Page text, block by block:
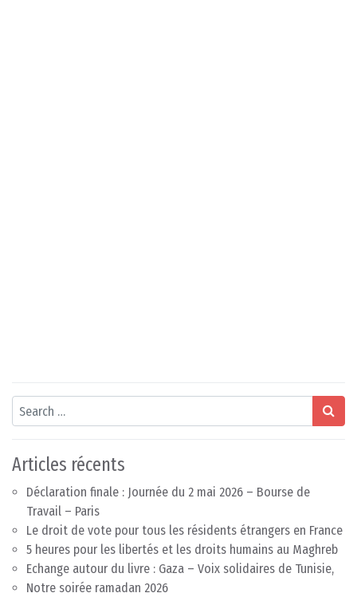
Search
Articles récents
Déclaration finale : Journée du 2 mai 2026 – Bourse de
Travail – Paris
Le droit de vote pour tous les résidents étrangers en France
5 heures pour les libertés et les droits humains au Maghreb
Echange autour du livre : Gaza – Voix solidaires de Tunisie,
Notre soirée ramadan 2026